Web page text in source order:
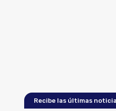
Recibe las últimas